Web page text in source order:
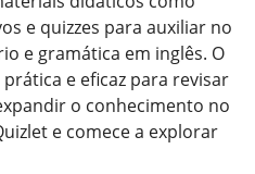
e quizzes para auxiliar no
e gramática em inglês. O
e eficaz para revisar
o conhecimento no
e comece a explorar